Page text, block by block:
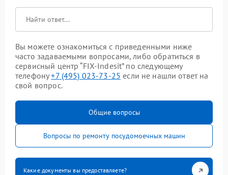
Вы можете ознакомиться с приведенными ниже
часто задаваемыми вопросами, либо обратиться в
сервисный центр “FIX-Indesit” по следующему
телефону+7 (495) 023-73-25 если не нашли ответ на
свой вопрос.
Общие вопросы
Вопросы по ремонту посудомоечных машин
Какие документы вы предоставляете?